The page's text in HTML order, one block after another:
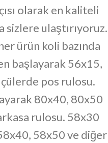
olarak en kaliteli
ulaştırıyoruz.
ürün koli bazında
başlayarak 56x15,
pos rulosu.
80x40, 80x50
rulosu. 58x30
58x50 ve diğer